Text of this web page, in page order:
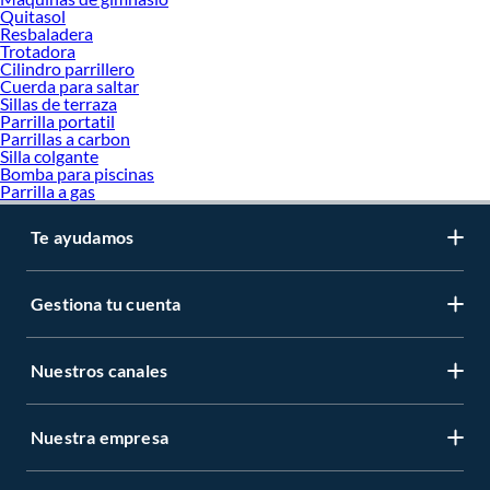
Quitasol
Resbaladera
Trotadora
Cilindro parrillero
Cuerda para saltar
Sillas de terraza
Parrilla portatil
Parrillas a carbon
Silla colgante
Bomba para piscinas
Parrilla a gas
Te ayudamos
Gestiona tu cuenta
Nuestros canales
Nuestra empresa